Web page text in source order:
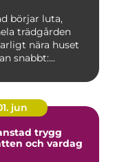
börjar luta,
trädgården
nära huset
snabbt:...
jun
trygg
och vardag